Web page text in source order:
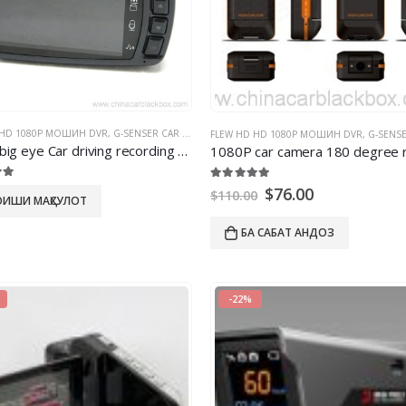
HD 1080P МОШИН DVR, G-SENSER CAR DVR DVR ,ШАБИ VISION DVR DVR
eye Car driving recording system DVR camera
МАҲСУЛОТ
FLEW HD HD 1080P МОШИН DVR, G-SENSER
1080P car camera 180degree
берун аз 5
$110.00 $76.00
БА САБАТ АНДОЗ
-22%